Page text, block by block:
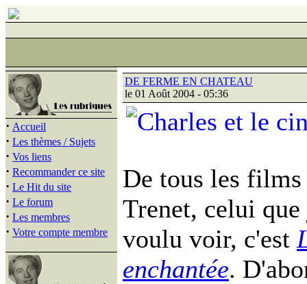
· Accueil
· Les thèmes / Sujets
· Vos liens
· Recommander ce site
· Le Hit du site
· Le forum
· Les membres
· Votre compte membre
DE FERME EN CHATEAU
le 01 Août 2004 - 05:36
De tous les films
Trenet, celui
voulu voir, c'est
enchantée.